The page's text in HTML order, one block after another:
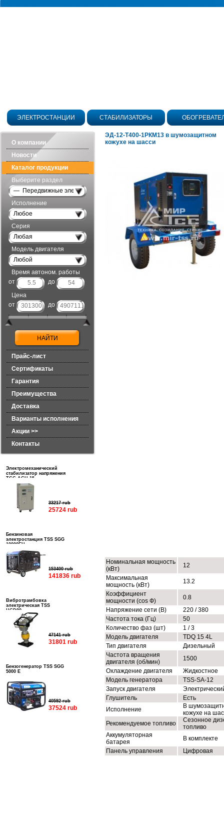
ЭЛЕКТРОСТАНЦИИ СТАБИЛИЗАТОРЫ
О компании
Новости
Каталог продукции
Выберите раздел
— Передвижные электростанции
Исполнение
Любое
Серия
Любая
Модель двигателя
Любой
Время автоном. работы
от
до
Цена
от
до
Прайс-лист
Сертификаты
Гарантия
Преимущества
Доставка
Варианты исполнения
Акции >>
Контакты
Электромеханический
стабилизатор напряжения
ТСС АСН-15
33217 rub
25724 rub
Бензиновая
электростанция TSS SGG
10000EH
153400 rub
141836 rub
Вибротрамбовка
электрическая TSS
HCD90
47141 rub
31801 rub
Бензогенератор TSS SGG
5000 E
40592 rub
37524 rub
ЭД-12-Т400-1РКМ13 в шумозащитном
кожухе на шасси
Номинальная мощность
(кВт)
12
Максимальная
мощность (кВт)
13.2
Коэффициент
мощности (cos Ф)
0.8
Напряжение сети (В)
220 / 380
Частота тока (Гц)
50
Количество фаз (шт)
1 / 3
Модель двигателя
TDQ 15 4L
Тип двигателя
Дизельный
Частота вращения
двигателя (об/мин)
1500
Охлаждение двигателя
Жидкостное
Модель генератора
TSS-SA-12
Запуск двигателя
Глушитель
Есть
Исполнение
В
кожухе на
Рекомендуемое топливо
Сезонное
топливо
Аккумуляторная
батарея
В комплекте
Панель управления
Цифровая